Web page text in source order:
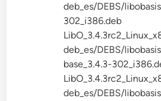
deb_es/DEBS/
302_i386.deb
deb_es/DEBS/
base_3.4.3-
deb_es/DEBS/